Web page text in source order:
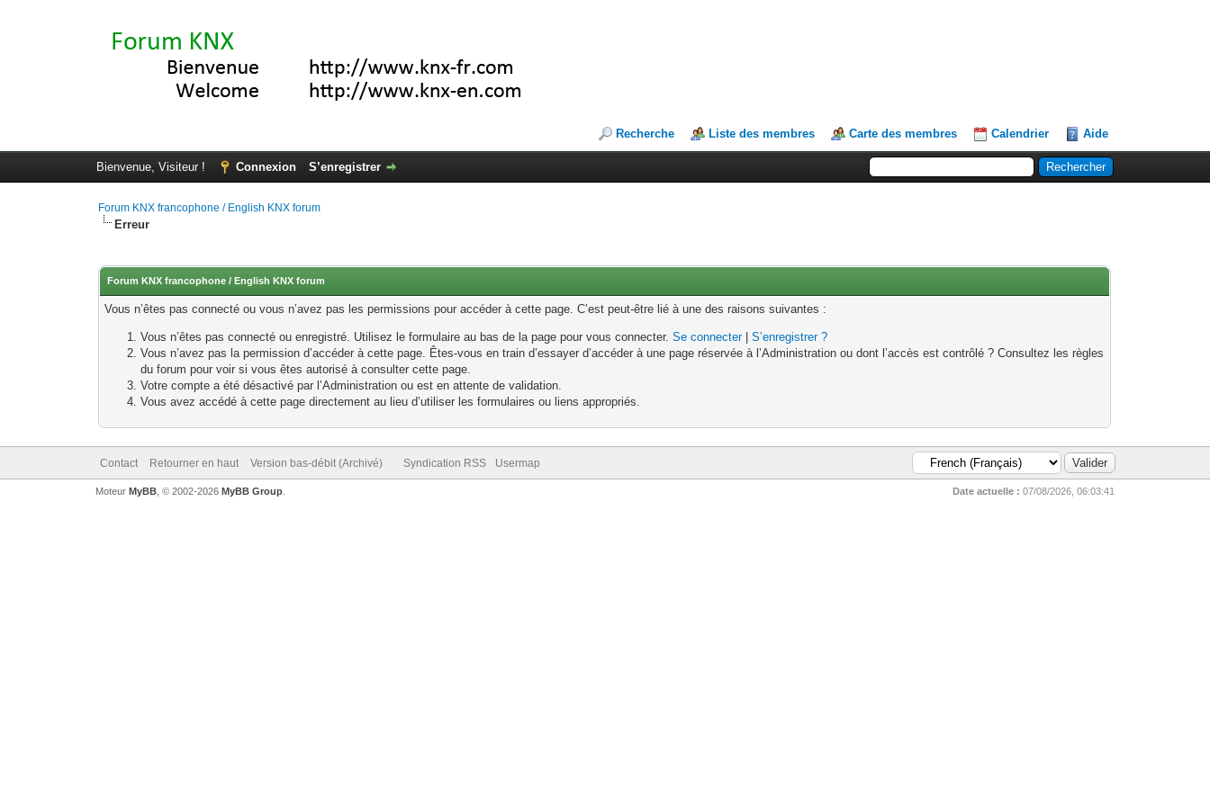
Recherche Liste des membres Carte des membres Calendrier Aide
Bienvenue, Visiteur ! Connexion S’enregistrer
Forum KNX francophone / English KNX forum
Erreur
Forum KNX francophone / English KNX forum
Vous n’êtes pas connecté ou vous n’avez pas les permissions pour accéder à cette page. C’est peut-être lié à une des raisons suivantes :
Vous n’êtes pas connecté ou enregistré. Utilisez le formulaire au bas de la page pour vous connecter.Se connecter|S’enregistrer ?
Vous n’avez pas la permission d’accéder à cette page. Êtes-vous en train d’essayer d’accéder à une page réservée à l’Administration ou dont l’accès est contrôlé ? Consultez les règles
du forum pour voir si vous êtes autorisé à consulter cette page.
Votre compte a été désactivé par l’Administration ou est en attente de validation.
Vous avez accédé à cette page directement au lieu d’utiliser les formulaires ou liens appropriés.
Contact Retourner en haut Version bas-débit (Archivé) Syndication RSS Usermap
Date actuelle : 07/08/2026, 06:03:41
Moteur MyBB, © 2002-2026 MyBB Group.